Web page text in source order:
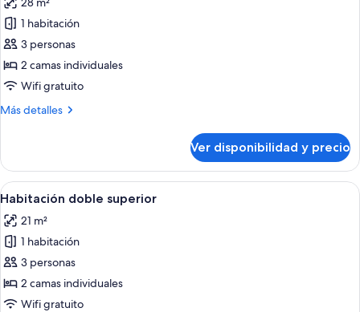
las
fotos
de
Suite
junior
1 habitación
3 personas
2 camas individuales
Wifi gratuito
Más detalles
Más
junior
Ver disponibilidad y precio
Ver
todas
las
fotos
de
Habitación
doble
Habitación de hotel con cama
8
Habitación doble superior
21 m²
1 habitación
3 personas
2 camas individuales
Wifi gratuito